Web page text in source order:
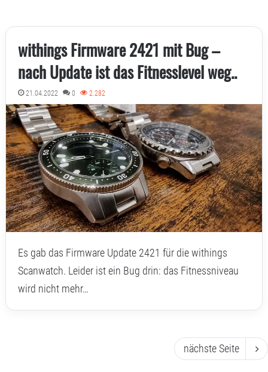
withings Firmware 2421 mit Bug –
nach Update ist das Fitnesslevel weg..
21.04.2022 0 2.282
Es gab das Firmware Update 2421 für die withings
Scanwatch. Leider ist ein Bug drin: das Fitnessniveau
wird nicht mehr…
nächste Seite